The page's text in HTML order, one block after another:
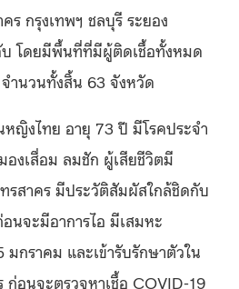
ร กรุงเทพฯ ชลบุรี ระยอง
บ โดยมีพื้นที่ที่มีผู้ติดเชื้อทั้งหมด
ำนวนทั้งสิ้น 63 จังหวัด
หญิงไทย อายุ 73 ปี มีโรคประจำ
งเสื่อม ลมชัก ผู้เสียชีวิตมี
รสาคร มีประวัติสัมผัสใกล้ชิดกับ
นจะมีอาการไอ มีเสมหะ
กราคม และเข้ารับรักษาตัวใน
ก่อนจะตรวจหาเชื้อ COVID-19